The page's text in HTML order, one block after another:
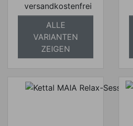
versandkostenfrei
ALLE
VARIANTEN
ZEIGEN